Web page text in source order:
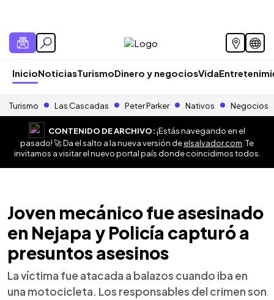
InicioNoticiasTurismoDinero y negociosVida
Turismo Las Cascadas Peter Parker Nativos Negocios
CONTENIDO DE ARCHIVO:¡Estás navegando en el
pasado! 🚀 Da el salto a la nueva versión deelsalvador.com . Te
invitamos a visitar el nuevo portal país donde coincidimos todos.
Joven mecánico fue asesinado
en Nejapa y Policía capturó a
presuntos asesinos
La víctima fue atacada a balazos cuando iba en
una motocicleta. Los responsables del crimen son